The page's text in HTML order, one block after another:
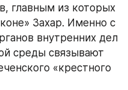
главным из которых
Захар. Именно с
внутренних дел
среды связывают
«крестного